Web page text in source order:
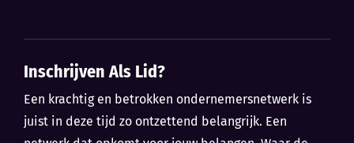
Inschrijven Als Lid?
Een krachtig en betrokken ondernemersnetwerk is
juist in deze tijd zo ontzettend belangrijk. Een